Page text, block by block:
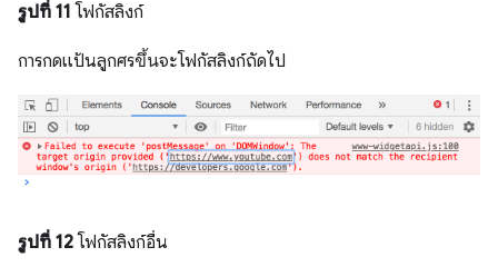
รูปที่ 11 โฟกัสลิงก์
การกดแป้นลูกศรขึ้นจะโฟกัสลิงก์ถัดไป
รูปที่ 12 โฟกัสลิงก์อื่น